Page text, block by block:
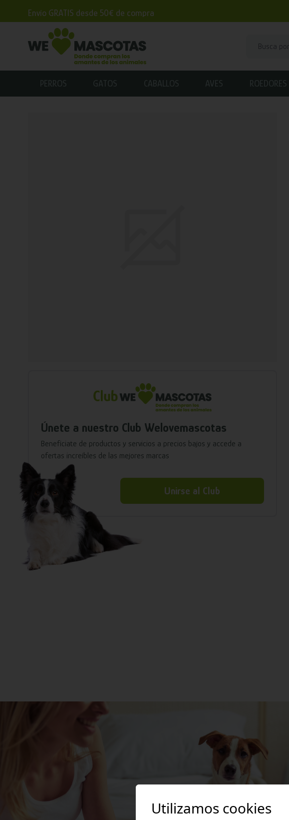
Envío GRATIS desde 50€ de compra
PERROS GATOS CABALLOS AVES ROEDORES
Únete a nuestro Club Welovemascotas
Benefíciate de productos y servicios a precios bajos y accede a
ofertas increíbles de las mejores marcas
Unirse al Club
Utilizamos cookies